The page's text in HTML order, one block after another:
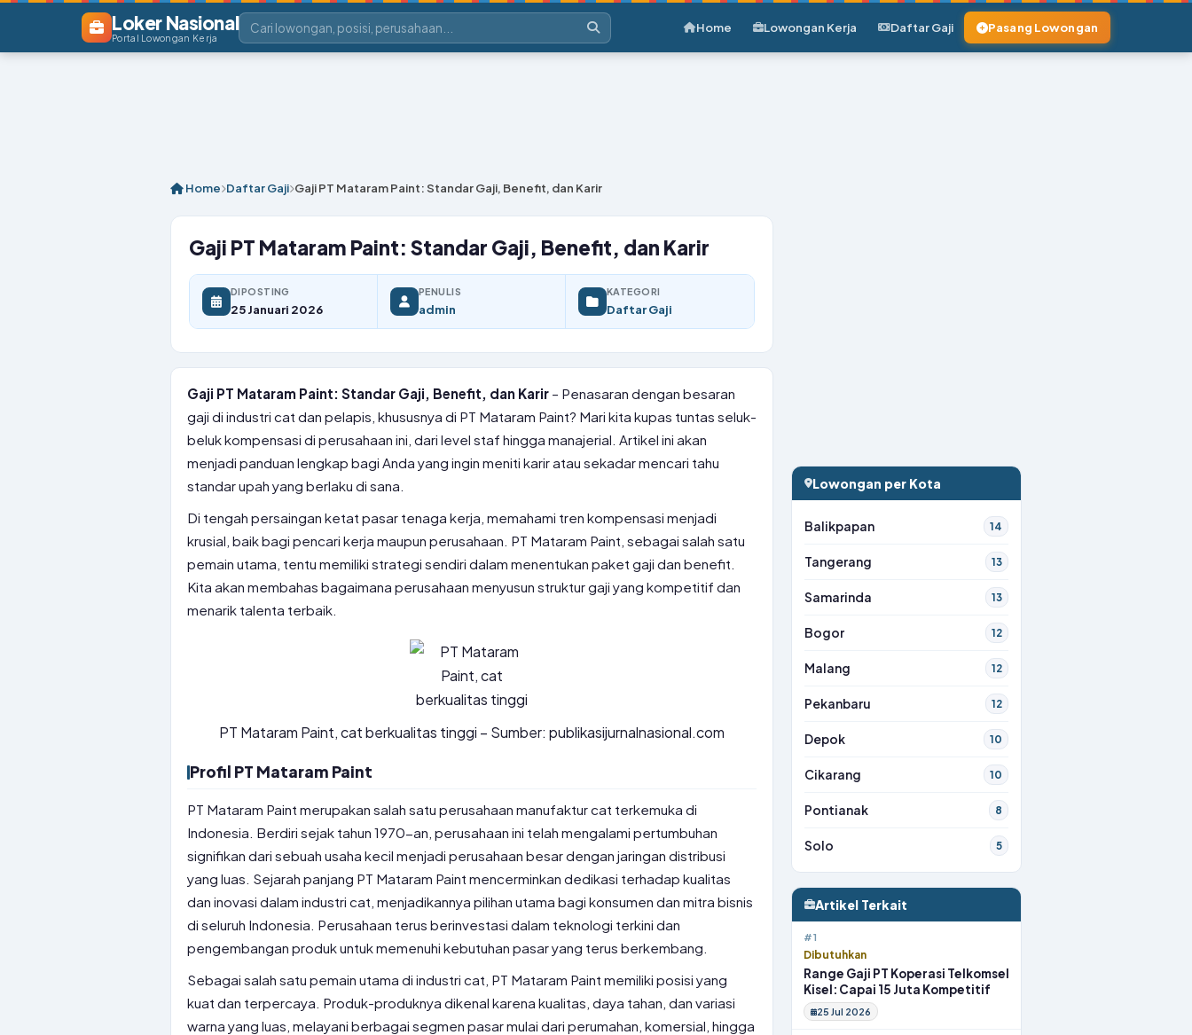
Loker Nasional
Portal Lowongan Kerja
Home Lowongan Kerja Daftar Gaji Pasang Lowongan
Home Daftar Gaji Gaji PT Mataram Paint: Standar Gaji, Benefit, dan Karir
Gaji PT Mataram Paint: Standar Gaji, Benefit, dan Karir
DIPOSTING
25 Januari 2026
PENULIS
admin
KATEGORI
Daftar Gaji
Gaji PT Mataram Paint: Standar Gaji, Benefit, dan Karir – Penasaran dengan besaran
gaji di industri cat dan pelapis, khususnya di PT Mataram Paint? Mari kita kupas tuntas seluk-
beluk kompensasi di perusahaan ini, dari level staf hingga manajerial. Artikel ini akan
menjadi panduan lengkap bagi Anda yang ingin meniti karir atau sekadar mencari tahu
standar upah yang berlaku di sana.
Di tengah persaingan ketat pasar tenaga kerja, memahami tren kompensasi menjadi
krusial, baik bagi pencari kerja maupun perusahaan. PT Mataram Paint, sebagai salah satu
pemain utama, tentu memiliki strategi sendiri dalam menentukan paket gaji dan benefit.
Kita akan membahas bagaimana perusahaan menyusun struktur gaji yang kompetitif dan
menarik talenta terbaik.
PT Mataram Paint, cat berkualitas tinggi – Sumber: publikasijurnalnasional.com
Profil PT Mataram Paint
PT Mataram Paint merupakan salah satu perusahaan manufaktur cat terkemuka di
Indonesia. Berdiri sejak tahun 1970-an, perusahaan ini telah mengalami pertumbuhan
signifikan dari sebuah usaha kecil menjadi perusahaan besar dengan jaringan distribusi
yang luas. Sejarah panjang PT Mataram Paint mencerminkan dedikasi terhadap kualitas
dan inovasi dalam industri cat, menjadikannya pilihan utama bagi konsumen dan mitra bisnis
di seluruh Indonesia. Perusahaan terus berinvestasi dalam teknologi terkini dan
pengembangan produk untuk memenuhi kebutuhan pasar yang terus berkembang.
Sebagai salah satu pemain utama di industri cat, PT Mataram Paint memiliki posisi yang
kuat dan terpercaya. Produk-produknya dikenal karena kualitas, daya tahan, dan variasi
warna yang luas, melayani berbagai segmen pasar mulai dari perumahan, komersial, hingga
Lowongan per Kota
Balikpapan 14
Tangerang 13
Samarinda 13
Bogor 12
Malang 12
Pekanbaru 12
Depok 10
Cikarang 10
Pontianak 8
Solo 5
Artikel Terkait
#1
Dibutuhkan
Range Gaji PT Koperasi Telkomsel
Kisel: Capai 15 Juta Kompetitif
25 Jul 2026